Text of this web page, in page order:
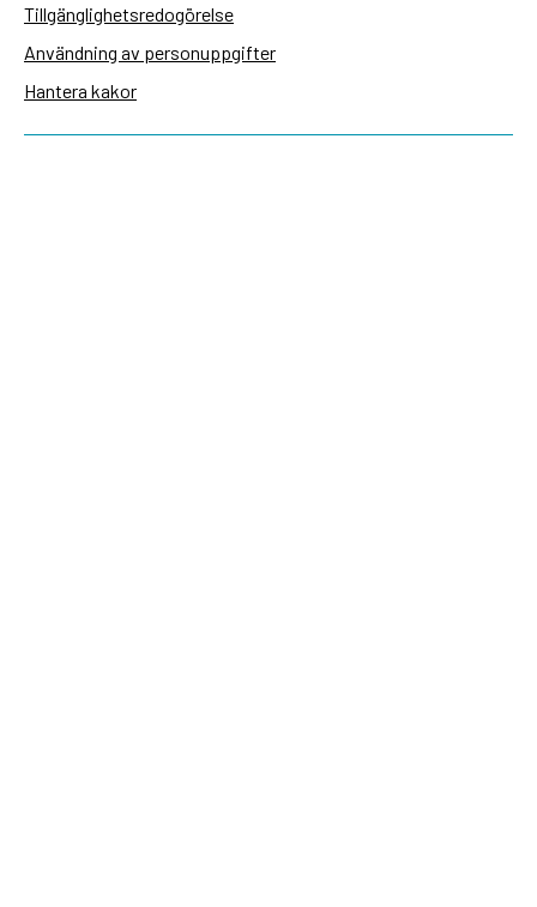
Tillgänglighetsredogörelse
Användning av personuppgifter
Hantera kakor